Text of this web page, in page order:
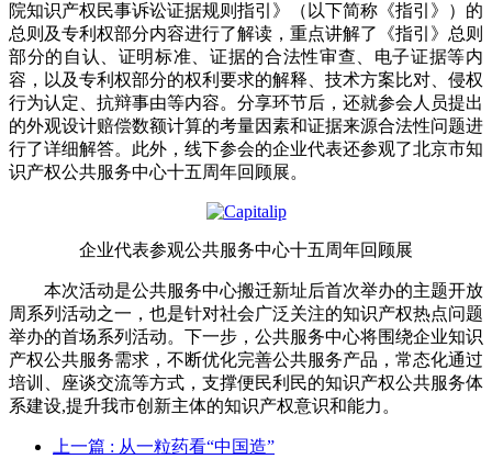
院知识产权民事诉讼证据规则指引》（以下简称《指引》）的
总则及专利权部分内容进行了解读，重点讲解了《指引》总则
部分的自认、证明标准、证据的合法性审查、电子证据等内
容，以及专利权部分的权利要求的解释、技术方案比对、侵权
行为认定、抗辩事由等内容。分享环节后，还就参会人员提出
的外观设计赔偿数额计算的考量因素和证据来源合法性问题进
行了详细解答。此外，线下参会的企业代表还参观了北京市知
识产权公共服务中心十五周年回顾展。
企业代表参观公共服务中心十五周年回顾展
本次活动是公共服务中心搬迁新址后首次举办的主题开放
周系列活动之一，也是针对社会广泛关注的知识产权热点问题
举办的首场系列活动。下一步，公共服务中心将围绕企业知识
产权公共服务需求，不断优化完善公共服务产品，常态化通过
培训、座谈交流等方式，支撑便民利民的知识产权公共服务体
系建设,提升我市创新主体的知识产权意识和能力。
上一篇 : 从一粒药看“中国造”